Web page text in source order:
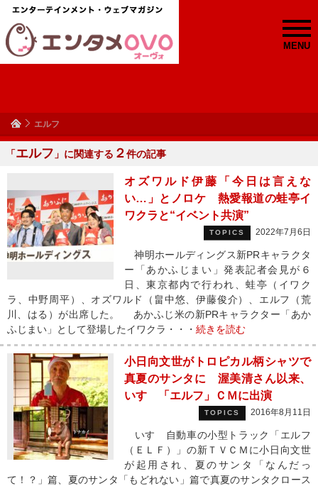
MENU
エルフ
「エルフ 」に関連する ２件の記事
オズワルド伊藤「今日は言えな
い…」とノロケ 熱愛報道の蛙亭イ
ワクラと“イベント共演”
TOPICS 2022年7月6日
神明ホールディングス新PRキャラクタ
ー「あかふじまい」発表記者会見が６
日、東京都内で行われ、蛙亭（イワク
ラ、中野周平）、オズワルド（畠中悠、伊藤俊介）、エルフ（荒
川、はる）が出席した。 あかふじ米の新PRキャラクター「あか
ふじまい」として登場したイワクラ・・・ 続きを読む
小日向文世がトロピカル柄シャツで
真夏のサンタに 渥美清さん以来、
いすゞ「エルフ」ＣＭに出演
TOPICS 2016年8月11日
いすゞ自動車の小型トラック「エルフ
（ＥＬＦ）」の新ＴＶＣＭに小日向文世
が起用され、夏のサンタ「なんだっ
て！？」篇、夏のサンタ「もどれない」篇で真夏のサンタクロース